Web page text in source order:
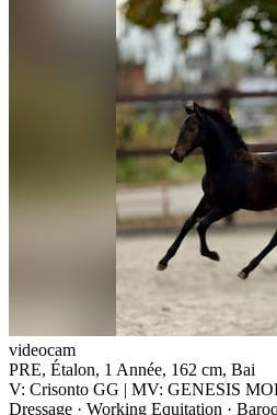
videocam
PRE, Étalon, 1 Année, 162 cm, Bai
V: Crisonto GG | MV: GENESIS
Dressage · Working Equitation ·